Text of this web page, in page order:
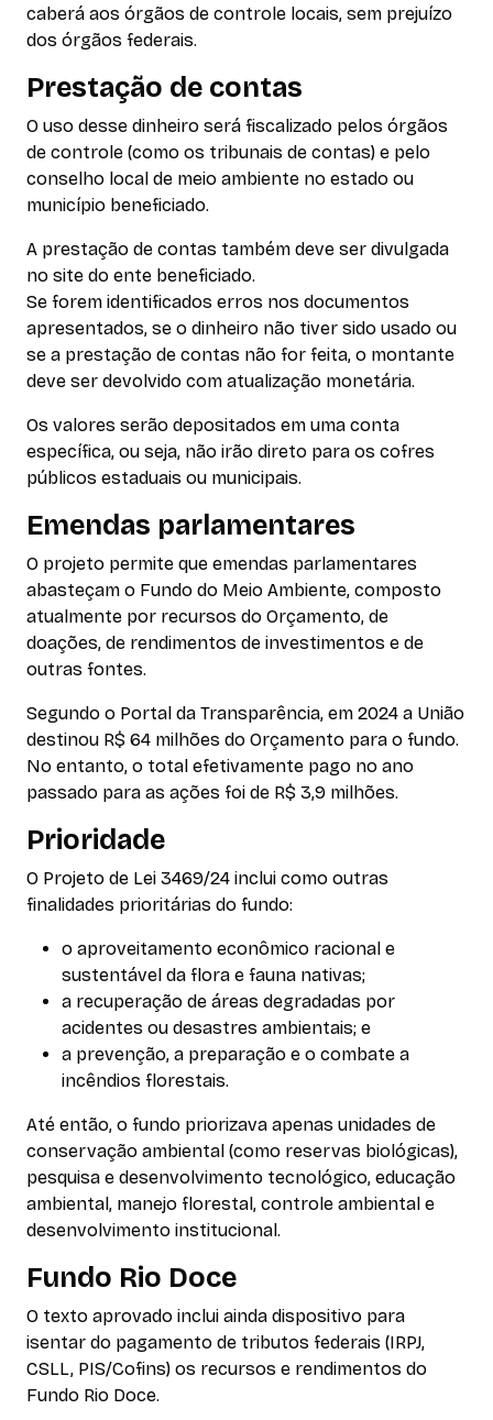
caberá aos órgãos de controle locais, sem prejuízo
dos órgãos federais.
Prestação de contas
O uso desse dinheiro será fiscalizado pelos órgãos
de controle (como os tribunais de contas) e pelo
conselho local de meio ambiente no estado ou
município beneficiado.
A prestação de contas também deve ser divulgada
no site do ente beneficiado.
Se forem identificados erros nos documentos
apresentados, se o dinheiro não tiver sido usado ou
se a prestação de contas não for feita, o montante
deve ser devolvido com atualização monetária.
Os valores serão depositados em uma conta
específica, ou seja, não irão direto para os cofres
públicos estaduais ou municipais.
Emendas parlamentares
O projeto permite que emendas parlamentares
abasteçam o Fundo do Meio Ambiente, composto
atualmente por recursos do Orçamento, de
doações, de rendimentos de investimentos e de
outras fontes.
Segundo o Portal da Transparência, em 2024 a União
destinou R$ 64 milhões do Orçamento para o fundo.
No entanto, o total efetivamente pago no ano
passado para as ações foi de R$ 3,9 milhões.
Prioridade
O Projeto de Lei 3469/24 inclui como outras
finalidades prioritárias do fundo:
o aproveitamento econômico racional e
sustentável da flora e fauna nativas;
a recuperação de áreas degradadas por
acidentes ou desastres ambientais; e
a prevenção, a preparação e o combate a
incêndios florestais.
Até então, o fundo priorizava apenas unidades de
conservação ambiental (como reservas biológicas),
pesquisa e desenvolvimento tecnológico, educação
ambiental, manejo florestal, controle ambiental e
desenvolvimento institucional.
Fundo Rio Doce
O texto aprovado inclui ainda dispositivo para
isentar do pagamento de tributos federais (IRPJ,
CSLL, PIS/Cofins) os recursos e rendimentos do
Fundo Rio Doce.